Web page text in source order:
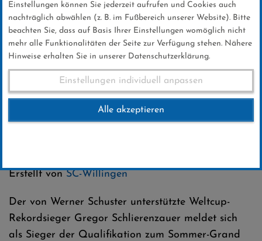
News
Schlierenzauer gewann Quali
in Hinzenbach
Erstellt vonSC-Willingen
Der von Werner Schuster unterstützte Weltcup-
Rekordsieger Gregor Schlierenzauer meldet sich
als Sieger der Qualifikation zum Sommer-Grand
Einstellungen können Sie jederzeit aufrufen und Cookies auch
nachträglich abwählen (z. B. im Fußbereich unserer Website). Bitte
beachten Sie, dass auf Basis Ihrer Einstellungen womöglich nicht
mehr alle Funktionalitäten der Seite zur Verfügung stehen. Nähere
Hinweise erhalten Sie in unserer Datenschutzerklärung.
Einstellungen individuell anpassen
Alle akzeptieren